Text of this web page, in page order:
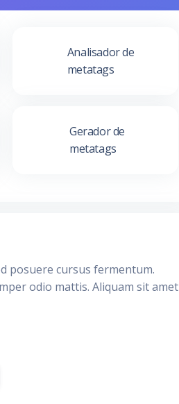
Analisador de
metatags
Gerador de
metatags
posuere cursus fermentum.
odio mattis. Aliquam sit amet